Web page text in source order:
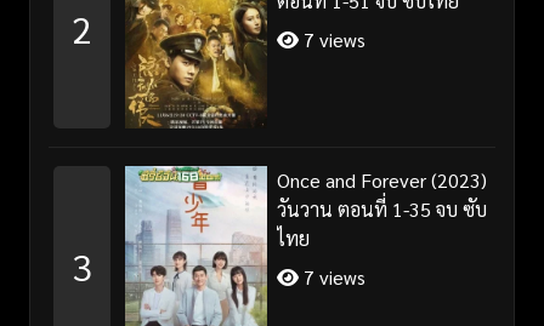
2
7 views
3
Once and Forever (2023)
วันวาน ตอนที่ 1-35 จบ ซับ
ไทย
7 views